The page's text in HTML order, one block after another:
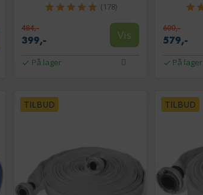
(178)
484,-
399,- Vis
På lager
600,-
579,-
På lager
TILBUD TILBUD